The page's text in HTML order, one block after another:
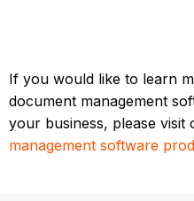
If you would like to learn
document management
your business, please
management software